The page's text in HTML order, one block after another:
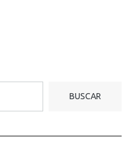
BUSCAR